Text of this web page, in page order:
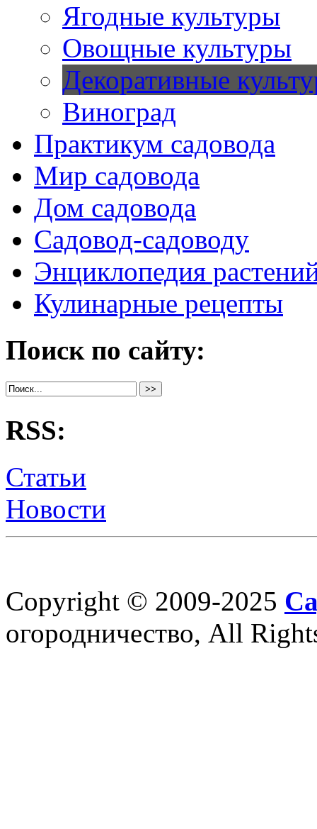
Ягодные культуры
Овощные культуры
Декоративные
Виноград
Практикум садовода
Мир садовода
Дом садовода
Садовод-садоводу
Энциклопедия
Кулинарные рецепты
Поиск по сайту:
RSS:
Статьи
Новости
Copyright © 2009-2025
огородничество, All